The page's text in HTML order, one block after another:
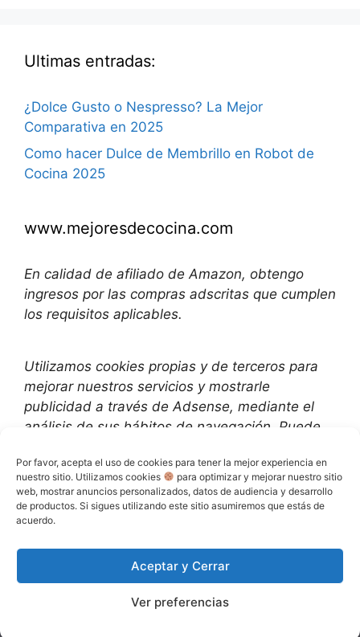
Por favor, acepta el uso de cookies para tener la mejor experiencia en
nuestro sitio. Utilizamos cookies
para optimizar y mejorar nuestro sitio
web, mostrar anuncios personalizados, datos de audiencia y desarrollo
de productos. Si sigues utilizando este sitio asumiremos que estás de
acuerdo.
Aceptar y Cerrar
Ver preferencias
Ultimas entradas:
¿Dolce Gusto o Nespresso? La Mejor
Comparativa en 2025
Como hacer Dulce de Membrillo en Robot de
Cocina 2025
www.mejoresdecocina.com
En calidad de afiliado de Amazon, obtengo
ingresos por las compras adscritas que cumplen
los requisitos aplicables.
Utilizamos cookies propias y de terceros para
mejorar nuestros servicios y mostrarle
publicidad a través de Adsense, mediante el
análisis de sus hábitos de navegación. Puede
información aquí:
Política de Privacidad
© 2026 MejoresDeCocina.com